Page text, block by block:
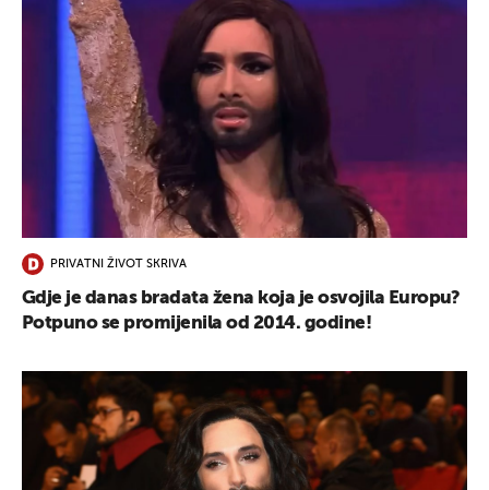
PRIVATNI ŽIVOT SKRIVA
Gdje je danas bradata žena koja je osvojila Europu?
Potpuno se promijenila od 2014. godine!